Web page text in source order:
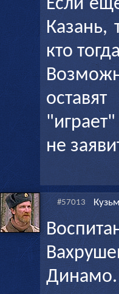
Если
Казань,
кто
не
#57013
Динамо.